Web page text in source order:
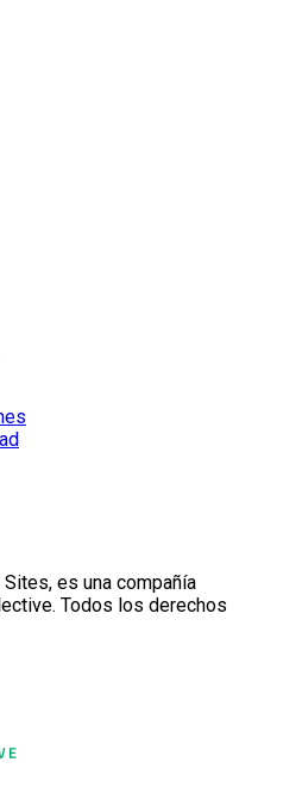
es una compañía
Todos los derechos